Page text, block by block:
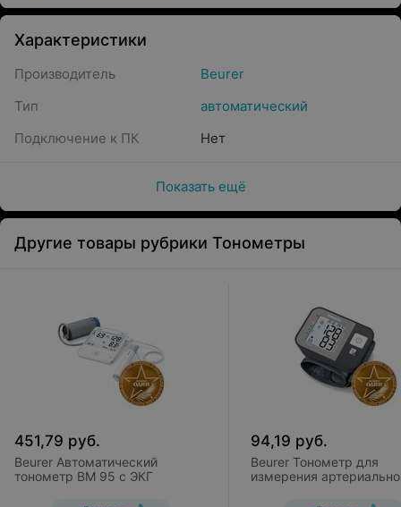
Характеристики
Производитель
Beurer
Тип
автоматический
Подключение к ПК
Нет
Показать ещё
Другие товары рубрики Тонометры
451,79 руб.
Beurer Автоматический
тонометр BM 95 с ЭКГ
94,19 руб.
Beurer Тонометр для
измерения